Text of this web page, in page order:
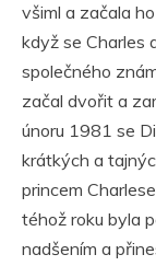
všiml a začala
když se Charles
společného
začal dvořit a
únoru 1981 se
krátkých a
princem
téhož roku byla
nadšením a